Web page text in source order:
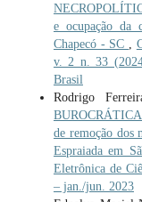
e ocupação da
Chapecó - SC
v. 2 n. 33
Brasil
Rodrigo
de remoção dos
Espraiada em
Eletrônica de
– jan./jun. 2023